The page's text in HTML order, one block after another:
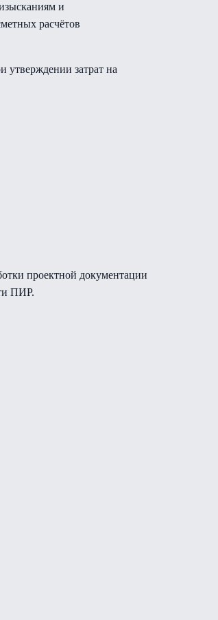
и
расчётов
утверждении затрат на
проектной документации
ПИР.